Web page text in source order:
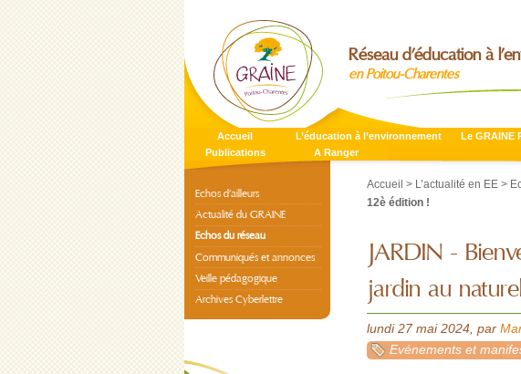
Réseau d’éducation à
en Poitou-Charentes
Accueil L’éducation à l’environnement Le GRAINE
Publications
A Ranger
Accueil > L’actualité en EE >
12è édition !
JARDIN -
jardin au
lundi 27 mai 2024, par
Evénements et
Echos d’ailleurs
Actualité du GRAINE
Echos du réseau
Communiqués et annonces
Veille pédagogique
Archives Cyberlettre